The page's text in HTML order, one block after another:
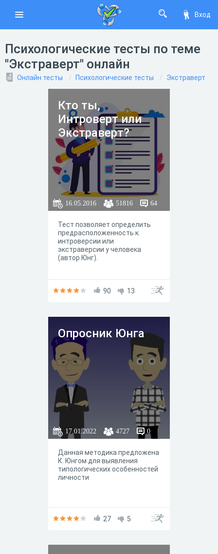
Вход
Психологические тесты по теме
"Экстраверт" онлайн
Онлайн тесты Психологические тесты Экстраверт
Кто ты,
Интроверт или
Экстраверт?
16.05.2016 51816 64
Тест позволяет определить
предрасположенность к
интроверсии или
экстраверсии у человека
(автор Юнг).
90 13
Опросник Юнга
17.01.2022 4727 0
Данная методика предложена
К. Юнгом для выявления
типологических особенностей
личности
27 5